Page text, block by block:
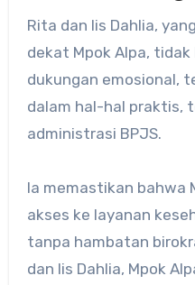
Rita dan Iis Dahlia,
dekat Mpok Alpa,
dukungan emosional,
dalam hal-hal praktis,
administrasi BPJS.
Ia memastikan bahwa
akses ke layanan
tanpa hambatan
dan Iis Dahlia, Mpok